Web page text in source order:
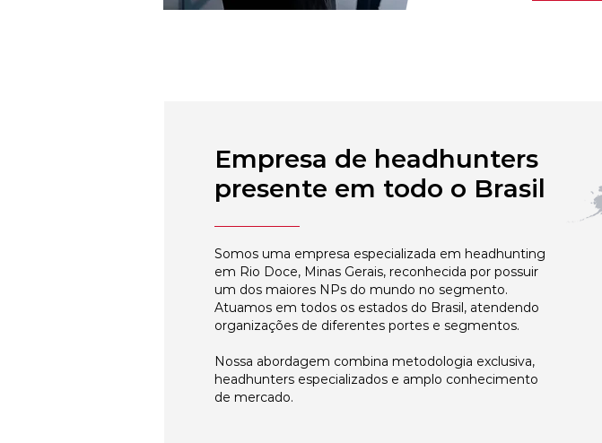
Empresa de headhunters
presente em todo o Brasil
Somos uma empresa especializada em headhunting
em Rio Doce, Minas Gerais, reconhecida por possuir
um dos maiores NPs do mundo no segmento.
Atuamos em todos os estados do Brasil, atendendo
organizações de diferentes portes e segmentos.
Nossa abordagem combina metodologia exclusiva,
headhunters especializados e amplo conhecimento
de mercado.